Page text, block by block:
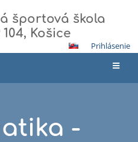
športová škola
104, Košice
Prihlásenie
-